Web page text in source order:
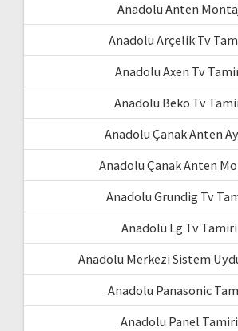
Anadolu Anten
Anadolu Arçelik Tv
Anadolu Axen Tv
Anadolu Beko Tv
Anadolu Çanak Anten
Anadolu Çanak Anten
Anadolu Grundig Tv
Anadolu Lg Tv Tamiri
Anadolu Merkezi Sistem
Anadolu Panasonic
Anadolu Panel Tamiri